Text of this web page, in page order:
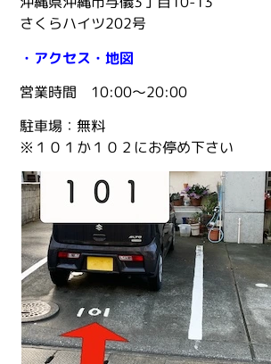
さくらハイツ202号
・アクセス・地図
営業時間 10:00〜20:00
駐車場：無料
※１０１か１０２にお停め下さい